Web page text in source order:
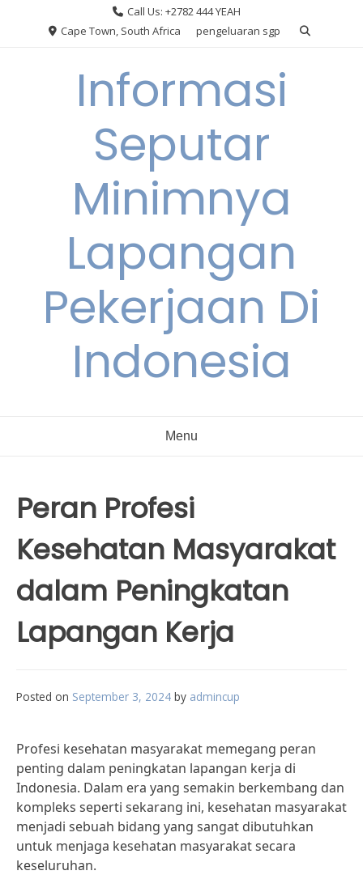
Call Us: +2782 444 YEAH
Cape Town, South Africa
pengeluaran sgp
Informasi
Seputar
Minimnya
Lapangan
Pekerjaan Di
Indonesia
Menu
Peran Profesi
Kesehatan Masyarakat
dalam Peningkatan
Lapangan Kerja
Posted on September 3, 2024 by admincup
Profesi kesehatan masyarakat memegang peran
penting dalam peningkatan lapangan kerja di
Indonesia. Dalam era yang semakin berkembang dan
kompleks seperti sekarang ini, kesehatan masyarakat
menjadi sebuah bidang yang sangat dibutuhkan
untuk menjaga kesehatan masyarakat secara
keseluruhan.